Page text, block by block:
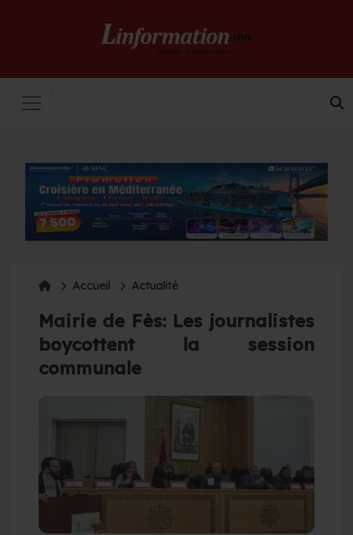
Accueil Actualité
Mairie de Fès: Les journalistes
boycottent la session
communale